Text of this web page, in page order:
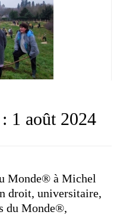
1 août 2024
Monde® à Michel
droit, universitaire,
du Monde®,